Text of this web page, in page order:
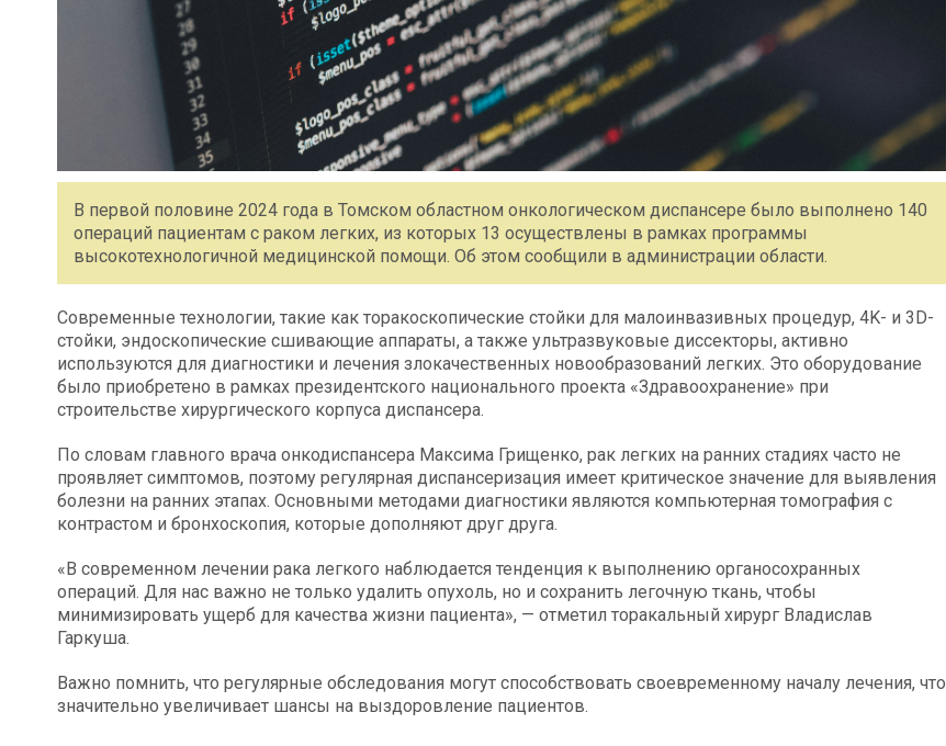
В первой половине 2024 года в Томском областном онкологическом диспансере было выполнено 140
операций пациентам с раком легких, из которых 13 осуществлены в рамках программы
высокотехнологичной медицинской помощи. Об этом сообщили в администрации области.
Современные технологии, такие как торакоскопические стойки для малоинвазивных процедур, 4K- и 3D-
стойки, эндоскопические сшивающие аппараты, а также ультразвуковые диссекторы, активно
используются для диагностики и лечения злокачественных новообразований легких. Это оборудование
было приобретено в рамках президентского национального проекта «Здравоохранение» при
строительстве хирургического корпуса диспансера.
По словам главного врача онкодиспансера Максима Грищенко, рак легких на ранних стадиях часто не
проявляет симптомов, поэтому регулярная диспансеризация имеет критическое значение для выявления
болезни на ранних этапах. Основными методами диагностики являются компьютерная томография с
контрастом и бронхоскопия, которые дополняют друг друга.
«В современном лечении рака легкого наблюдается тенденция к выполнению органосохранных
операций. Для нас важно не только удалить опухоль, но и сохранить легочную ткань, чтобы
минимизировать ущерб для качества жизни пациента», — отметил торакальный хирург Владислав
Гаркуша.
Важно помнить, что регулярные обследования могут способствовать своевременному началу лечения, что
значительно увеличивает шансы на выздоровление пациентов.